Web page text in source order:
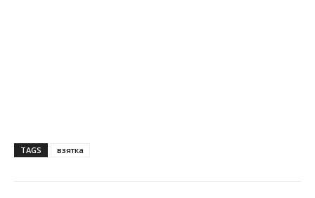
TAGS взятка